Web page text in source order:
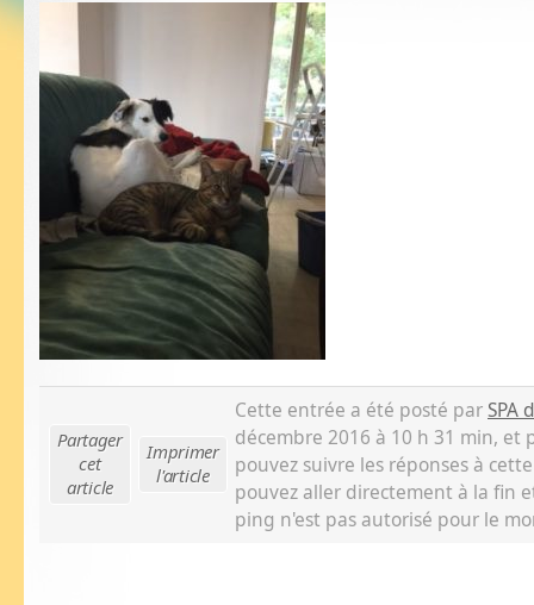
Partager
cet
article
Imprimer
l'article
Cette entrée a été posté parSPA
décembre 2016 à 10 h 31 min, et
pouvez suivre les réponses à
pouvez aller directement à la fin
ping n'est pas autorisé pour le